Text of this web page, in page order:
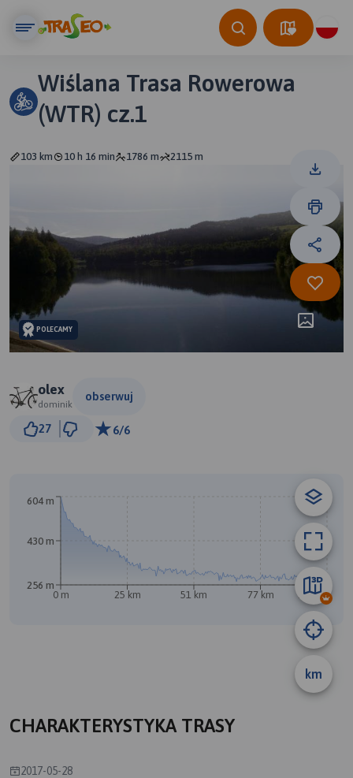
Wiślana Trasa Rowerowa
(WTR) cz.1
103 km 10 h 16 min 1786 m 2115 m
POLECAMY
olex
dominik
obserwuj
27 6/6
km
0 m 25 km 51 km 77 km 103 km
256 m
430 m
604 m
CHARAKTERYSTYKA TRASY
2017-05-28